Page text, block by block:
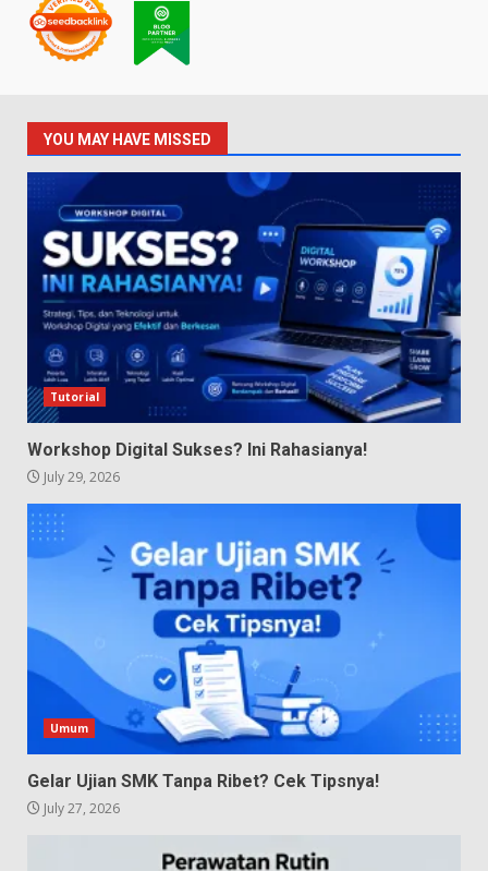
YOU MAY HAVE MISSED
Tutorial
Workshop Digital Sukses? Ini Rahasianya!
July 29, 2026
Umum
Gelar Ujian SMK Tanpa Ribet? Cek Tipsnya!
July 27, 2026